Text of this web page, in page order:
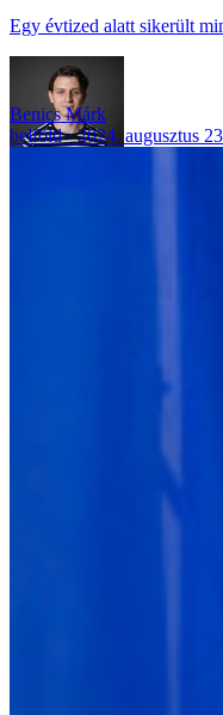
Egy évtized alatt sikerült
Benics Márk
belföld
2024. augusztus